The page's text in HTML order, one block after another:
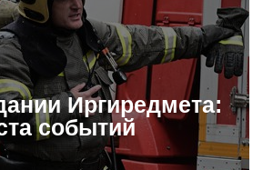
Иргиредмета:
событий